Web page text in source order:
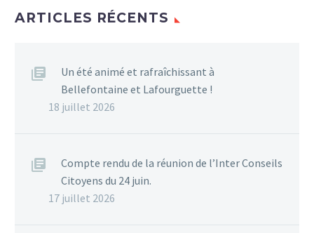
ARTICLES RÉCENTS
Un été animé et rafraîchissant à
Bellefontaine et Lafourguette !
18 juillet 2026
Compte rendu de la réunion de l’Inter Conseils
Citoyens du 24 juin.
17 juillet 2026